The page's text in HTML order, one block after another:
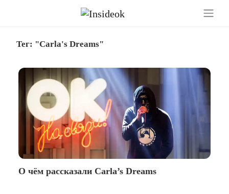
Тег: "Carla's Dreams"
О чём рассказали Carla’s Dreams